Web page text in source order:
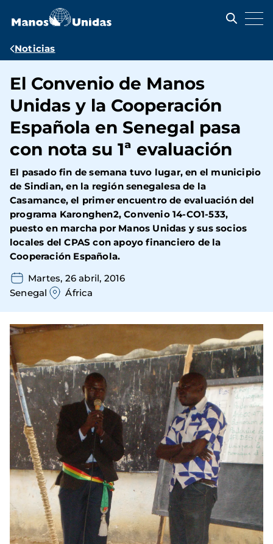
contenido
Ruta
navegación
Noticias
El Convenio de Manos
Unidas y la Cooperación
Española en Senegal pasa
con nota su 1ª evaluación
El pasado fin de semana tuvo lugar, en el municipio
de Sindian, en la región senegalesa de la
Casamance, el primer encuentro de evaluación del
programa Karonghen2, Convenio 14-CO1-533,
puesto en marcha por Manos Unidas y sus socios
locales del CPAS con apoyo financiero de la
Cooperación Española.
Martes, 26 abril, 2016
Senegal
África